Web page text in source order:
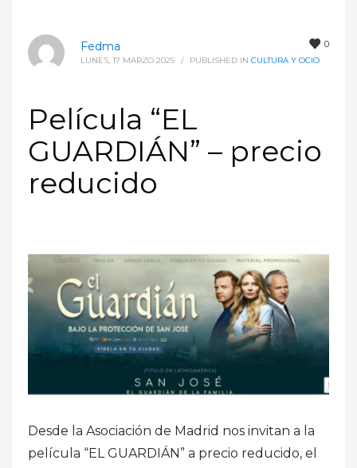
0
Fedma
LUNES, 17 MARZO 2025 / PUBLISHED IN CULTURA Y OCIO
Película “EL
GUARDIÁN” – precio
reducido
Desde la Asociación de Madrid nos invitan a la
película “EL GUARDIÁN” a precio reducido, el